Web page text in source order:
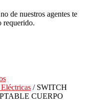
de nuestros agentes te
requerido.
/ SWITCH
CUERPO